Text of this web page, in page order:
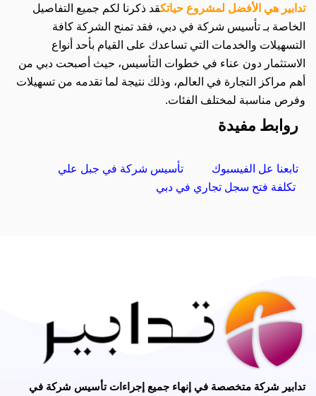
تدابير هي الأفضل لمشروع حياتكقد ذكرنا لكم جميع التفاصيل
الخاصة بـ تأسيس شركة في دبي، فقد تمنح الشركة كافة
التسهيلات والخدمات التي تساعدك على القيام بأحد أنواع
الاستثمار دون عناء في خطوات التأسيس، حيث أصبحت دبي من
أهم مراكز التجارة في العالم، وذلك نتيجة لما تقدمه من تسهيلات
وفرص مناسبة لمختلف الفئات.
روابط مفيدة
تابعنا عل الفيسبوك تأسيس شركة في جبل علي
تكلفة فتح سجل تجاري في دبي
تدابير شركة متخصصة في إنهاء جميع إجراءات تأسيس شركة في